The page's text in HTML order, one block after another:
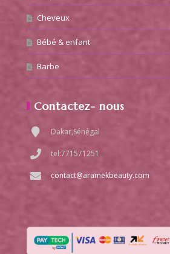
Cheveux
Bébé & enfant
Barbe
Contactez- nous
Dakar,Sénégal
tel:771571251
contact@aramekbeauty.com